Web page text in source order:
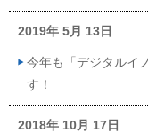
2019年 5月 13日
今年も「デジタルイ
す！
2018年 10月 17日